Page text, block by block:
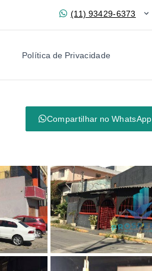
(11) 93429-6373
Política de Privacidade
Compartilhar no WhatsApp